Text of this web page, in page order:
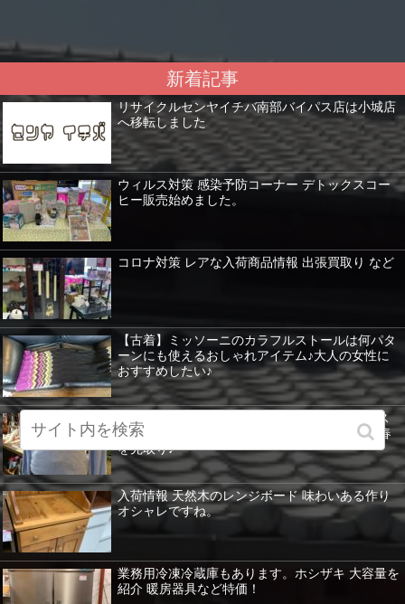
新着記事
リサイクルセンヤイチバ南部バイパス店は小城店
へ移転しました
ウィルス対策 感染予防コーナー デトックスコー
ヒー販売始めました。
コロナ対策 レアな入荷商品情報 出張買取り など
【古着】ミッソーニのカラフルストールは何パタ
ーンにも使えるおしゃれアイテム♪大人の女性に
おすすめしたい♪
【古着】まだ寒い日が続くけど気分は春♪アース
ミュージック&エコロジーのきれい色ニットで春
を先取り♪
入荷情報 天然木のレンジボード 味わいある作り
オシャレですね。
業務用冷凍冷蔵庫もあります。ホシザキ 大容量を
紹介 暖房器具など特価！